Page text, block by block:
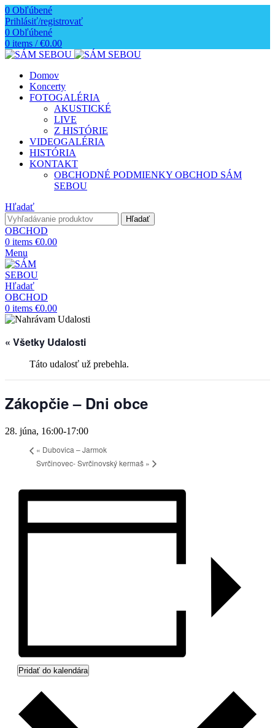
0 Obľúbené
Prihlásiť/registrovať
0 Obľúbené
0 items / €0.00
Domov
Koncerty
FOTOGALÉRIA
AKUSTICKÉ
LIVE
Z HISTÓRIE
VIDEOGALÉRIA
HISTÓRIA
KONTAKT
OBCHODNÉ PODMIENKY OBCHOD SÁM
SEBOU
Hľadať
Hľadať
OBCHOD
0 items €0.00
Menu
Hľadať
OBCHOD
0 items €0.00
« Všetky Udalosti
Táto udalosť už prebehla.
Zákopčie – Dni obce
28. júna, 16:00-17:00
« Dubovica – Jarmok
Svrčinovec- Svrčinovský kermaš »
Pridať do kalendára